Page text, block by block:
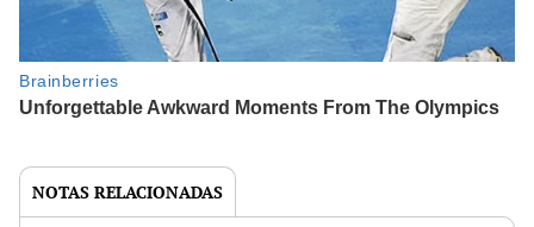
NOTAS RELACIONADAS